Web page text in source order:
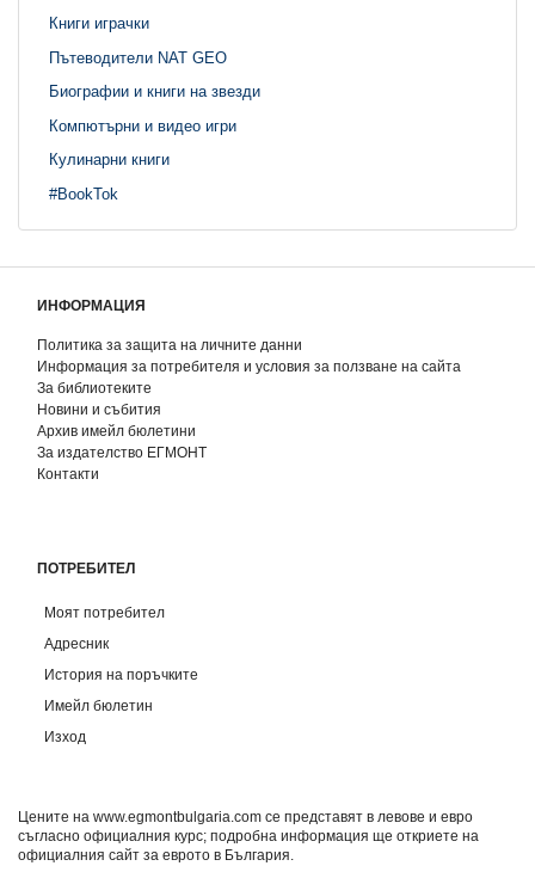
Книги играчки
Пътеводители NAT GEO
Биографии и книги на звезди
Компютърни и видео игри
Кулинарни книги
#BookTok
ИНФОРМАЦИЯ
Политика за защита на личните данни
Информация за потребителя и условия за ползване на сайта
За библиотеките
Новини и събития
Архив имейл бюлетини
За издателство ЕГМОНТ
Контакти
ПОТРЕБИТЕЛ
Моят потребител
Адресник
История на поръчките
Имейл бюлетин
Изход
Цените на www.egmontbulgaria.com се представят в левове и евро
съгласно официалния курс; подробна информация ще откриете на
официалния сайт за еврото в България